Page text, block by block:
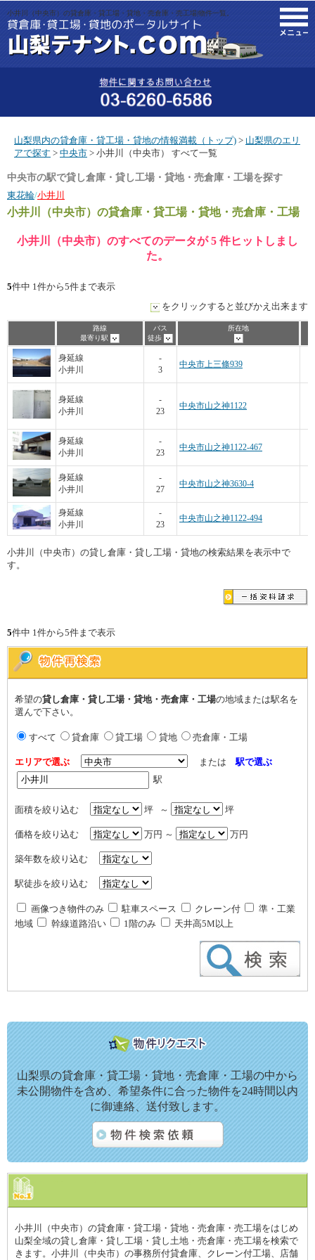
小井川（中央市）の貸倉庫・貸工場・貸地・売倉庫・売工場|物件一覧。
山梨県内の貸倉庫・貸工場・貸地の情報満載（トップ) > 山梨県のエリ
アで探す > 中央市 > 小井川（中央市） すべて一覧
中央市の駅で貸し倉庫・貸し工場・貸地・売倉庫・工場を探す
東花輪/小井川
小井川（中央市） の貸倉庫・貸工場・貸地・売倉庫・工場
小井川（中央市）のすべてのデータが 5 件ヒットしまし
た。
5件中 1件から5件まで表示
をクリックすると並びかえ出来ます
路線
最寄り駅
バス
徒歩
所在地
身延線
小井川
-
3
中央市上三條939
身延線
小井川
-
23
中央市山之神1122
身延線
小井川
-
23
中央市山之神1122-467
身延線
小井川
-
27
中央市山之神3630-4
身延線
小井川
-
23
中央市山之神1122-494
小井川（中央市）の貸し倉庫・貸し工場・貸地の検索結果を表示中で
す。
5件中 1件から5件まで表示
希望の貸し倉庫・貸し工場・貸地・売倉庫・工場の地域または駅名を
選んで下さい。
すべて 貸倉庫 貸工場 貸地 売倉庫・工場
エリアで選ぶ または駅で選ぶ
駅
面積を絞り込む 坪 ～ 坪
価格を絞り込む 万円 ～ 万円
築年数を絞り込む
駅徒歩を絞り込む
画像つき物件のみ 駐車スペース クレーン付
準・工業
地域
幹線道路沿い 1階のみ 天井高5M以上
山梨県の貸倉庫・貸工場・貸地・売倉庫・工場の中から
未公開物件を含め、希望条件に合った物件を24時間以内
に御連絡、送付致します。
小井川（中央市）の貸倉庫・貸工場・貸地・売倉庫・売工場をはじめ
山梨全域の貸し倉庫・貸し工場・貸し土地・売倉庫・売工場を検索で
きます。小井川（中央市）の事務所付貸倉庫、クレーン付工場、店舗